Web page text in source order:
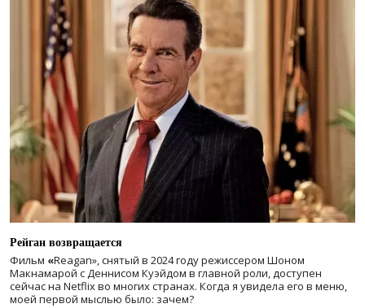
Рейган возвращается
Фильм «Reagan», снятый в 2024 годурежиссером Шоном
Макнамарой с Деннисом Куэйдом в главной роли, доступен
сейчас на Netflix во многих странах. Когда я увидела его в меню,
моей первой мыслью было: зачем?